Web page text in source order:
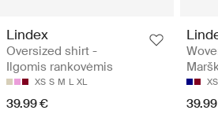
Lindex
Oversized shirt -
Ilgomis rankovėmis
XS S M L XL
39.99 €
XS